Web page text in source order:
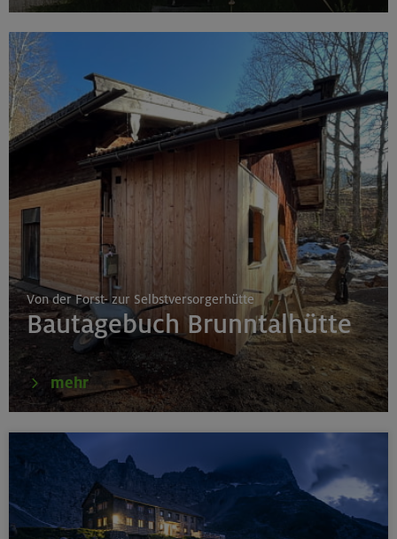
Von der Forst- zur Selbstversorgerhütte
Bautagebuch Brunntalhütte
mehr